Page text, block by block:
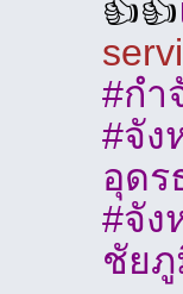
👍👍
#กำ
#จัง
อุดร
#จัง
ชัย